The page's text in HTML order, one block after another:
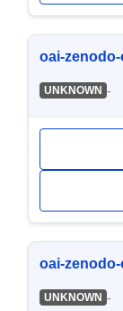
oai-
UNKNOWN -
oai-
UNKNOWN -